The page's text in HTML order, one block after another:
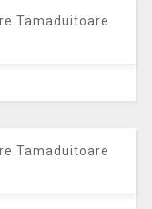
Tamaduitoare
Tamaduitoare